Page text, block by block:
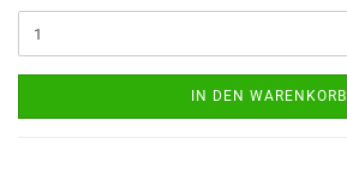
IN DEN WARENKORB